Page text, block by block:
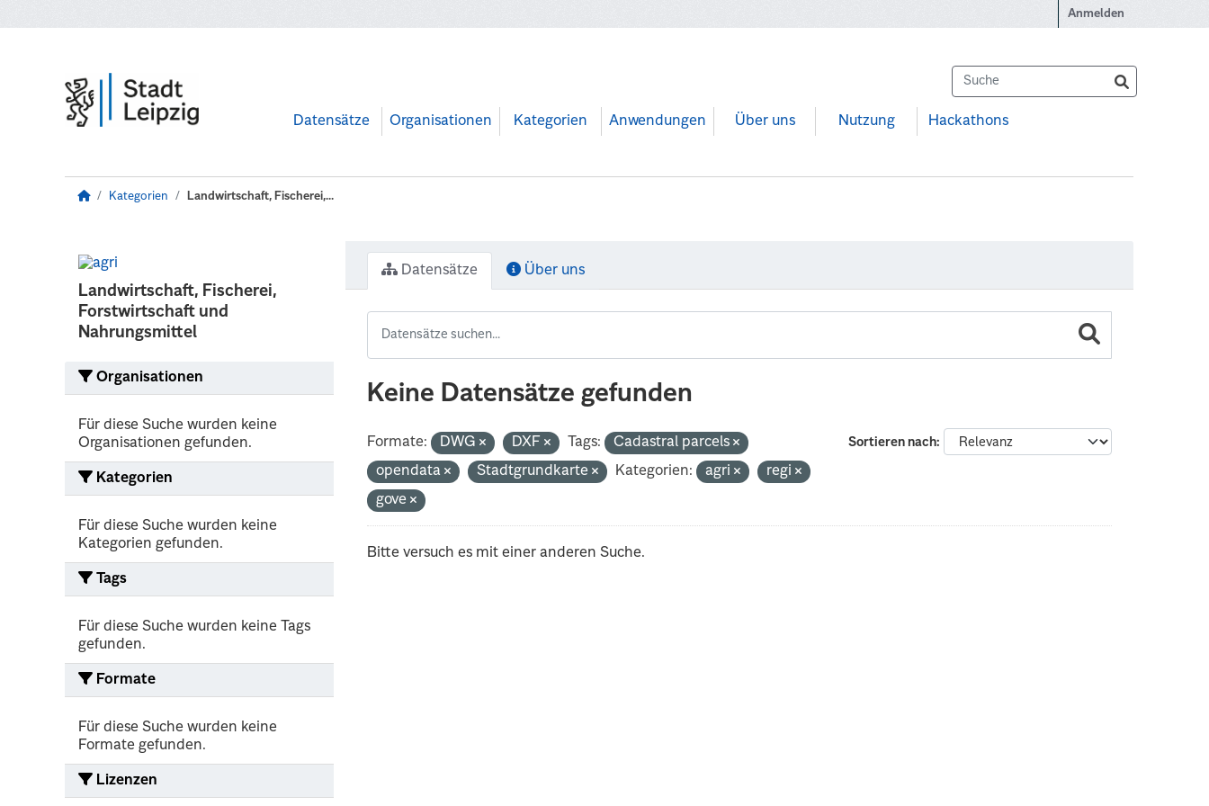
Anmelden
Datensätze Organisationen Kategorien Anwendungen Über uns Nutzung Hackathons
Kategorien Landwirtschaft, Fischerei,...
Landwirtschaft, Fischerei,
Forstwirtschaft und
Nahrungsmittel
Organisationen
Für diese Suche wurden keine
Organisationen gefunden.
Kategorien
Für diese Suche wurden keine
Kategorien gefunden.
Tags
Für diese Suche wurden keine Tags
gefunden.
Formate
Für diese Suche wurden keine
Formate gefunden.
Lizenzen
Datensätze Über uns
Keine Datensätze gefunden
Sortieren nach
Formate: DWG DXF Tags:
Cadastral parcels
opendata
Stadtgrundkarte Kategorien: agri
regi
gove
Bitte versuch es mit einer anderen Suche.